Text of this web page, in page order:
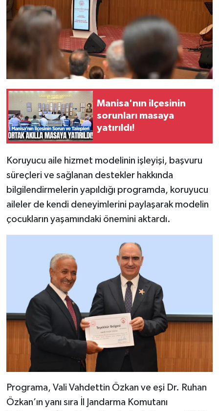
Manisa'nın ilçesinin
sorunları masaya
yatırıldı!
Koruyucu aile hizmet modelinin işleyişi, başvuru
süreçleri ve sağlanan destekler hakkında
bilgilendirmelerin yapıldığı programda, koruyucu
aileler de kendi deneyimlerini paylaşarak modelin
çocukların yaşamındaki önemini aktardı.
Programa, Vali Vahdettin Özkan ve eşi Dr. Ruhan
Özkan’ın yanı sıra İl Jandarma Komutanı